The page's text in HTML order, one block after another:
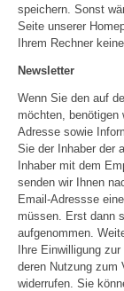
speichern. Sonst
Seite unserer
Ihrem Rechner
Newsletter
Wenn Sie den auf
möchten, benötigen
Adresse sowie
Sie der Inhaber der
Inhaber mit dem
senden wir Ihnen
Email-Adressse
müssen. Erst dann
aufgenommen.
Ihre Einwilligung
deren Nutzung zum
widerrufen. Sie